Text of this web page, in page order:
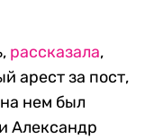
рассказала,
арест за пост,
нем был
Александр